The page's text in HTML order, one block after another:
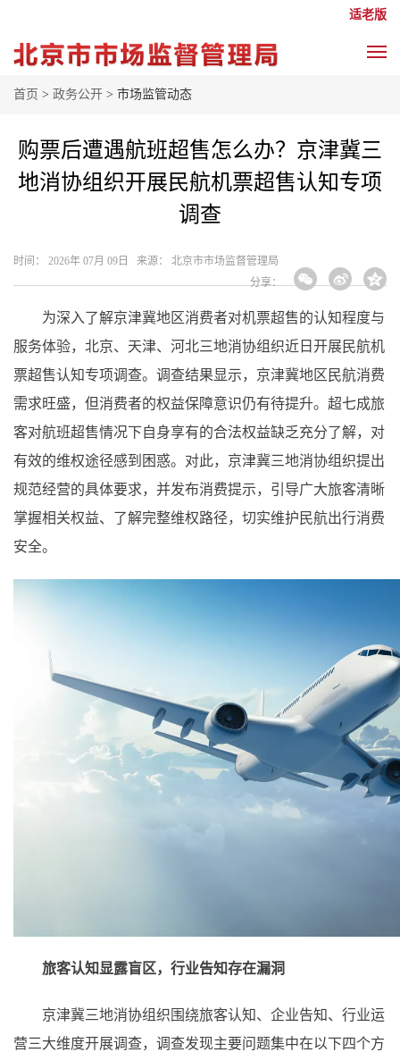
适老版
首页 > 政务公开 > 市场监管动态
购票后遭遇航班超售怎么办？京津冀三
地消协组织开展民航机票超售认知专项
调查
时间： 2026年 07月 09日 来源： 北京市市场监督管理局
分享：
为深入了解京津冀地区消费者对机票超售的认知程度与
服务体验，北京、天津、河北三地消协组织近日开展民航机
票超售认知专项调查。调查结果显示，京津冀地区民航消费
需求旺盛，但消费者的权益保障意识仍有待提升。超七成旅
客对航班超售情况下自身享有的合法权益缺乏充分了解，对
有效的维权途径感到困惑。对此，京津冀三地消协组织提出
规范经营的具体要求，并发布消费提示，引导广大旅客清晰
掌握相关权益、了解完整维权路径，切实维护民航出行消费
安全。
旅客认知显露盲区，行业告知存在漏洞
京津冀三地消协组织围绕旅客认知、企业告知、行业运
营三大维度开展调查，调查发现主要问题集中在以下四个方